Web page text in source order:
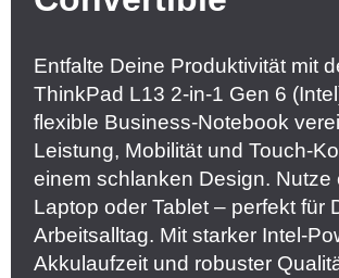
Entfalte Deine Produktivität mit
ThinkPad L13 2-in-1 Gen 6
flexible Business-Notebook
Leistung, Mobilität und Touch-
einem schlanken Design. Nutze
Laptop oder Tablet – perfekt für
Arbeitsalltag. Mit starker Intel-
Akkulaufzeit und robuster